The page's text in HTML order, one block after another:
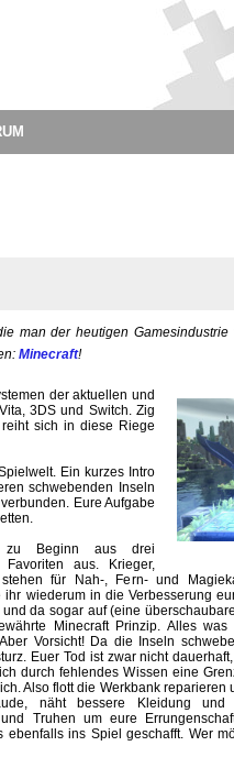
man der heutigen
Minecraft!
der aktuellen und
3DS und Switch. Zig
sich in diese Riege
Ein kurzes Intro
schwebenden Inseln
Eure Aufgabe
Beginn aus drei
Favoriten aus. Krieger,
für Nah-, Fern- und
ihr wiederum in die Verbesserung
da sogar auf (eine
Minecraft Prinzip. Alles
Vorsicht! Da die Inseln
Euer Tod ist zwar nicht
durch fehlendes Wissen eine
Also flott die Werkbank
näht bessere Kleidung und
und Truhen um eure
ins Spiel geschafft. Wer